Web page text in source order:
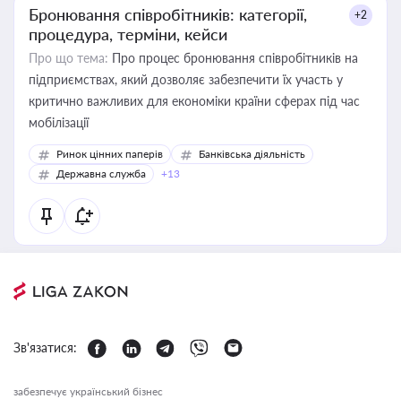
Бронювання співробітників: категорії,
процедура, терміни, кейси
+2
Про що тема: Про процес бронювання співробітників на
підприємствах, який дозволяє забезпечити їх участь у
критично важливих для економіки країни сферах під час
мобілізації
Ринок цінних паперів
Банківська діяльність
Державна служба
+13
Зв'язатися:
забезпечує український бізнес